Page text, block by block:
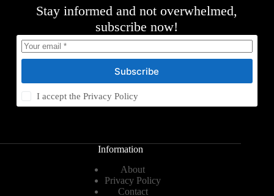
Stay informed and not overwhelmed,
subscribe now!
Subscribe
I accept thePrivacy Policy
Information
About
Privacy Policy
Contact